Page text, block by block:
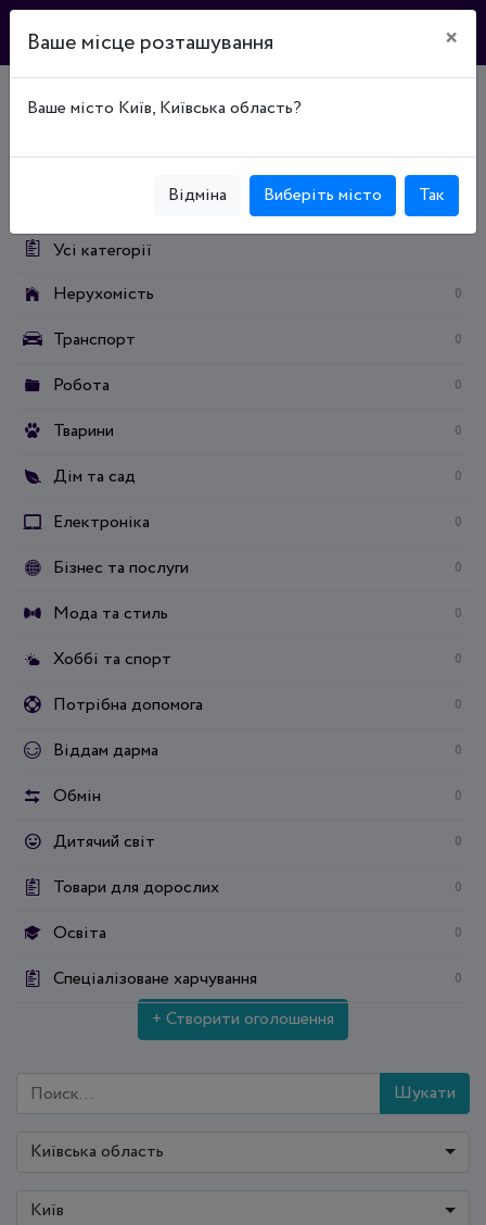
Дошка оголошень
Усі категорії
Нерухомість
0
Транспорт 0
Робота 0
Тварини 0
Дім та сад 0
Електроніка 0
Бізнес та послуги 0
Мода та стиль 0
Хоббі та спорт 0
Потрібна допомога 0
Віддам дарма 0
Обмін 0
Дитячий світ 0
Товари для дорослих 0
Освіта 0
Спеціалізоване харчування 0
+ Створити оголошення
Шукати
Київська область
Київ
Ваше місце розташування ×
Ваше місто Київ, Київська область?
Відміна Виберіть місто Так